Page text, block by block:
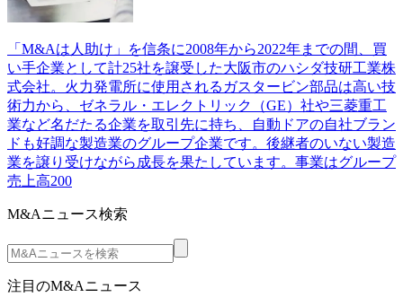
「M&Aは人助け」を信条に2008年から2022年までの間、買
い手企業として計25社を譲受した大阪市のハシダ技研工業株
式会社。火力発電所に使用されるガスタービン部品は高い技
術力から、ゼネラル・エレクトリック（GE）社や三菱重工
業など名だたる企業を取引先に持ち、自動ドアの自社ブラン
ドも好調な製造業のグループ企業です。後継者のいない製造
業を譲り受けながら成長を果たしています。事業はグループ
売上高200
M&Aニュース検索
注目のM&Aニュース